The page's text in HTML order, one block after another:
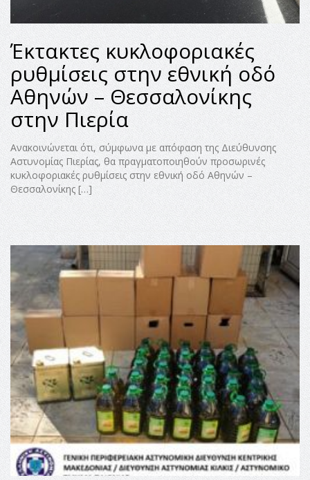
Έκτακτες κυκλοφοριακές
ρυθμίσεις στην εθνική οδό
Αθηνών – Θεσσαλονίκης
στην Πιερία
Ανακοινώνεται ότι, σύμφωνα με απόφαση της Διεύθυνσης
Αστυνομίας Πιερίας, θα πραγματοποιηθούν προσωρινές
κυκλοφοριακές ρυθμίσεις στην εθνική οδό Αθηνών –
Θεσσαλονίκης […]